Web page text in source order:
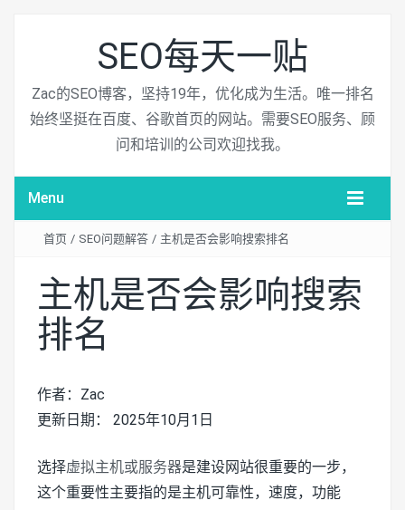
SEO每天一贴
Zac的SEO博客，坚持19年，优化成为生活。唯一排名
始终坚挺在百度、谷歌首页的网站。需要SEO服务、顾
问和培训的公司欢迎找我。
Menu
首页 / SEO问题解答 / 主机是否会影响搜索排名
主机是否会影响搜索
排名
作者：Zac
更新日期： 2025年10月1日
选择虚拟主机或服务器是建设网站很重要的一步，
这个重要性主要指的是主机可靠性，速度，功能